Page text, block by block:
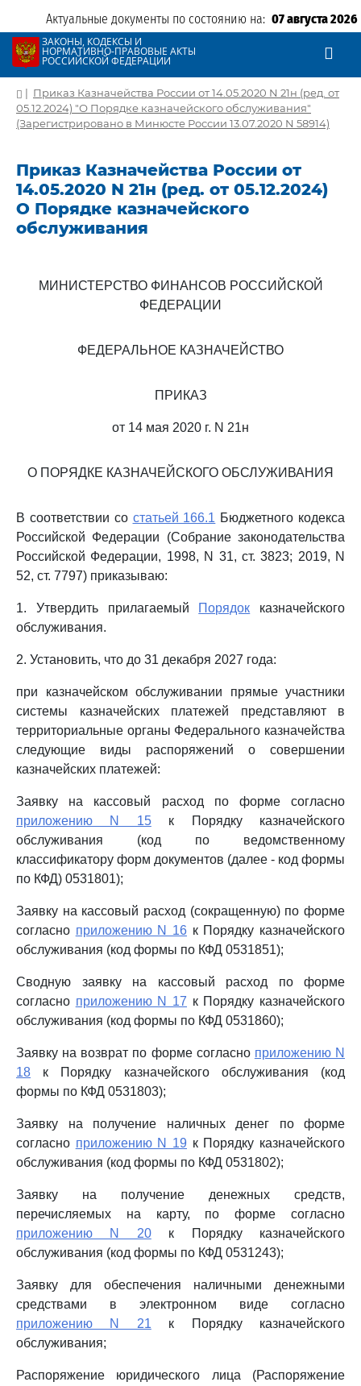
Актуальные документы по состоянию на: 07 августа 2026
ЗАКОНЫ, КОДЕКСЫ И
НОРМАТИВНО-ПРАВОВЫЕ АКТЫ
РОССИЙСКОЙ ФЕДЕРАЦИИ
| Приказ Казначейства России от 14.05.2020 N 21н (ред. от
05.12.2024) "О Порядке казначейского обслуживания"
(Зарегистрировано в Минюсте России 13.07.2020 N 58914)
Приказ Казначейства России от
14.05.2020 N 21н (ред. от 05.12.2024)
О Порядке казначейского
обслуживания
МИНИСТЕРСТВО ФИНАНСОВ РОССИЙСКОЙ
ФЕДЕРАЦИИ
ФЕДЕРАЛЬНОЕ КАЗНАЧЕЙСТВО
ПРИКАЗ
от 14 мая 2020 г. N 21н
О ПОРЯДКЕ КАЗНАЧЕЙСКОГО ОБСЛУЖИВАНИЯ
В соответствии со статьей 166.1 Бюджетного кодекса
Российской Федерации (Собрание законодательства
Российской Федерации, 1998, N 31, ст. 3823; 2019, N
52, ст. 7797) приказываю:
1. Утвердить прилагаемый Порядок казначейского
обслуживания.
2. Установить, что до 31 декабря 2027 года:
при казначейском обслуживании прямые участники
системы казначейских платежей представляют в
территориальные органы Федерального казначейства
следующие виды распоряжений о совершении
казначейских платежей:
Заявку на кассовый расход по форме согласно
приложению N 15к Порядку казначейского
обслуживания (код по ведомственному
классификатору форм документов (далее - код формы
по КФД) 0531801);
Заявку на кассовый расход (сокращенную) по форме
согласно приложению N 16 к Порядку казначейского
обслуживания (код формы по КФД 0531851);
Сводную заявку на кассовый расход по форме
согласно приложению N 17 к Порядку казначейского
обслуживания (код формы по КФД 0531860);
Заявку на возврат по форме согласно приложению N
18 к Порядку казначейского обслуживания (код
формы по КФД 0531803);
Заявку на получение наличных денег по форме
согласно приложению N 19 к Порядку казначейского
обслуживания (код формы по КФД 0531802);
Заявку на получение денежных средств,
перечисляемых на карту, по форме согласно
приложению N 20к Порядку казначейского
обслуживания (код формы по КФД 0531243);
Заявку для обеспечения наличными денежными
средствами в электронном виде согласно
приложению N 21 к Порядку казначейского
обслуживания;
Распоряжение юридического лица (Распоряжение